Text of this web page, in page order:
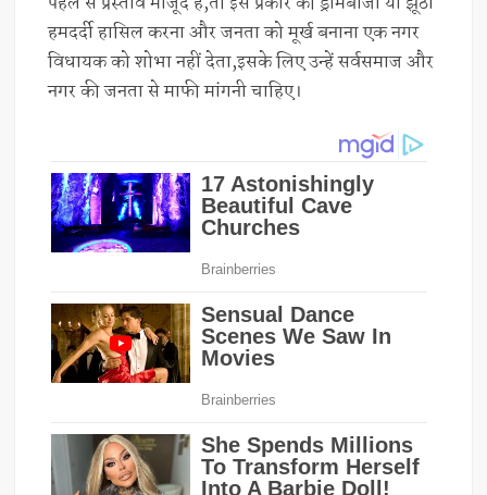
हमदर्दी हासिल करना और जनता को मूर्ख बनाना एक नगर
विधायक को शोभा नहीं देता,इसके लिए उन्हें सर्वसमाज और
नगर की जनता से माफी मांगनी चाहिए।